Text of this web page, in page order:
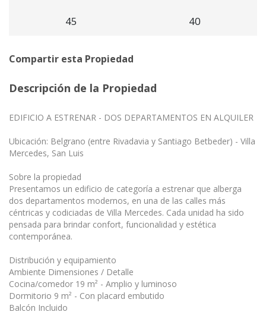
45 40
Compartir esta Propiedad
Descripción de la Propiedad
EDIFICIO A ESTRENAR - DOS DEPARTAMENTOS EN ALQUILER
Ubicación: Belgrano (entre Rivadavia y Santiago Betbeder) - Villa
Mercedes, San Luis
Sobre la propiedad
Presentamos un edificio de categoría a estrenar que alberga
dos departamentos modernos, en una de las calles más
céntricas y codiciadas de Villa Mercedes. Cada unidad ha sido
pensada para brindar confort, funcionalidad y estética
contemporánea.
Distribución y equipamiento
Ambiente Dimensiones / Detalle
Cocina/comedor 19 m² - Amplio y luminoso
Dormitorio 9 m² - Con placard embutido
Balcón Incluido